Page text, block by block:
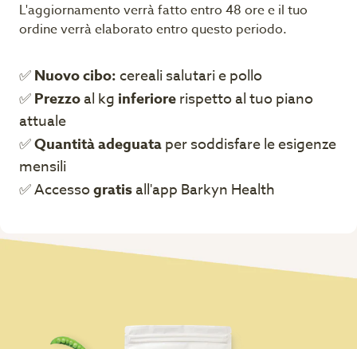
L'aggiornamento verrà fatto entro 48 ore e il tuo
ordine verrà elaborato entro questo periodo.
✅Nuovo cibo:cereali salutari e pollo
✅Prezzoal kg inferiorerispetto al tuo piano
attuale
✅Quantità adeguataper soddisfare le esigenze
mensili
✅ Accessogratisall'app Barkyn Health